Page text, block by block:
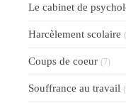
Le cabinet de
Harcèlement scolaire
Coups de coeur (7)
Souffrance au travail